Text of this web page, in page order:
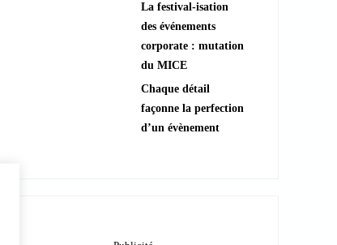
La festival-isation
des événements
corporate : mutation
du MICE
Chaque détail
façonne la perfection
d’un évènement